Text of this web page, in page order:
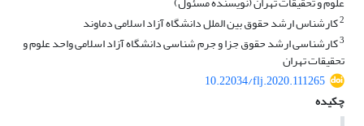
2کارشناس ارشد حقوق بین الملل دانشگاه آزاد اسلامی دماوند
3کارشناسی ارشد حقوق جزا و جرم شناسی دانشگاه آزاد اسلامی واحد علوم و
تحقیقات تهران
10.22034/flj.2020.111265
چکیده